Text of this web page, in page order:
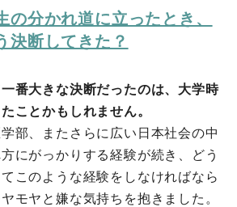
分かれ道に立ったとき、
決断してきた？
番大きな決断だったのは、大学時
ことかもしれません。
部、またさらに広い日本社会の中
にがっかりする経験が続き、どう
このような経験をしなければなら
モヤと嫌な気持ちを抱きました。